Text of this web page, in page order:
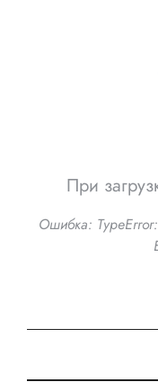
При
Ошибка: